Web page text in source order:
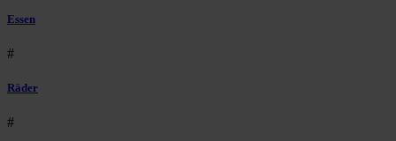
Essen
#
Räder
#